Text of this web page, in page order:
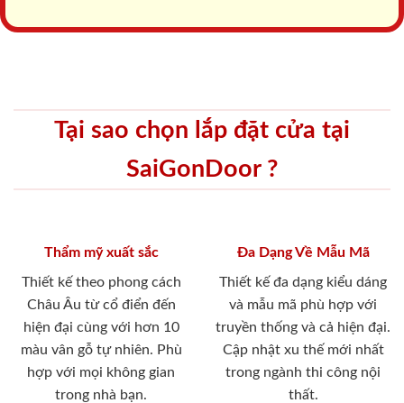
Tại sao chọn lắp đặt cửa tại
SaiGonDoor ?
Thẩm mỹ xuất sắc
Thiết kế theo phong cách
Châu Âu từ cổ điển đến
hiện đại cùng với hơn 10
màu vân gỗ tự nhiên. Phù
hợp với mọi không gian
trong nhà bạn.
Đa Dạng Về Mẫu Mã
Thiết kế đa dạng kiểu dáng
và mẫu mã phù hợp với
truyền thống và cả hiện đại.
Cập nhật xu thế mới nhất
trong ngành thi công nội
thất.